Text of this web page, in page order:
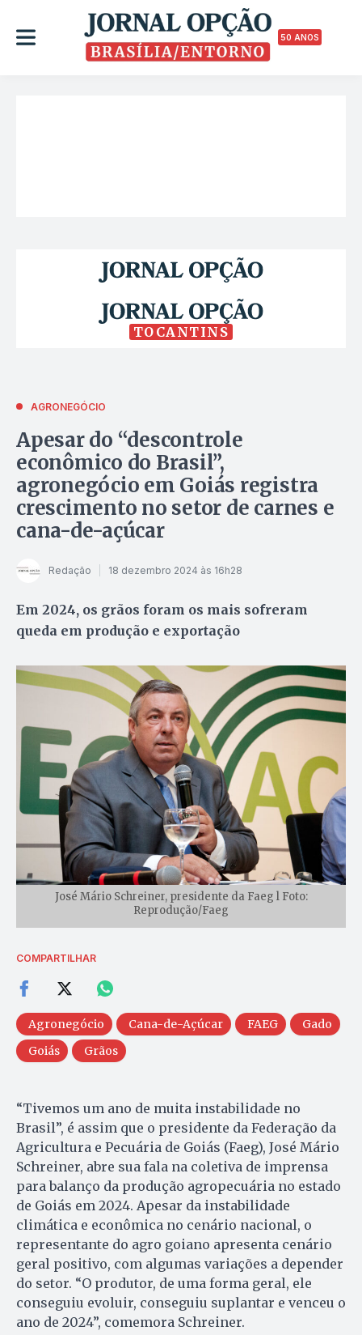
50 ANOS
TOCANTINS
AGRONEGÓCIO
Apesar do “descontrole
econômico do Brasil”,
agronegócio em Goiás registra
crescimento no setor de carnes e
cana-de-açúcar
Redação 18 dezembro 2024 às 16h28
Em 2024, os grãos foram os mais sofreram
queda em produção e exportação
José Mário Schreiner, presidente da Faeg l Foto:
Reprodução/Faeg
COMPARTILHAR
Agronegócio Cana-de-Açúcar FAEG
Gado
Goiás
Grãos
“Tivemos um ano de muita instabilidade no
Brasil”, é assim que o presidente da Federação da
Agricultura e Pecuária de Goiás (Faeg), José Mário
Schreiner, abre sua fala na coletiva de imprensa
para balanço da produção agropecuária no estado
de Goiás em 2024. Apesar da instabilidade
climática e econômica no cenário nacional, o
representante do agro goiano apresenta cenário
geral positivo, com algumas variações a depender
do setor. “O produtor, de uma forma geral, ele
conseguiu evoluir, conseguiu suplantar e venceu o
ano de 2024”, comemora Schreiner.